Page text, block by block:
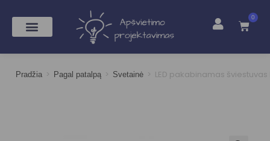
0
Pradžia > Pagal patalpą > Svetainė > LED pakabinamas šviestuvas